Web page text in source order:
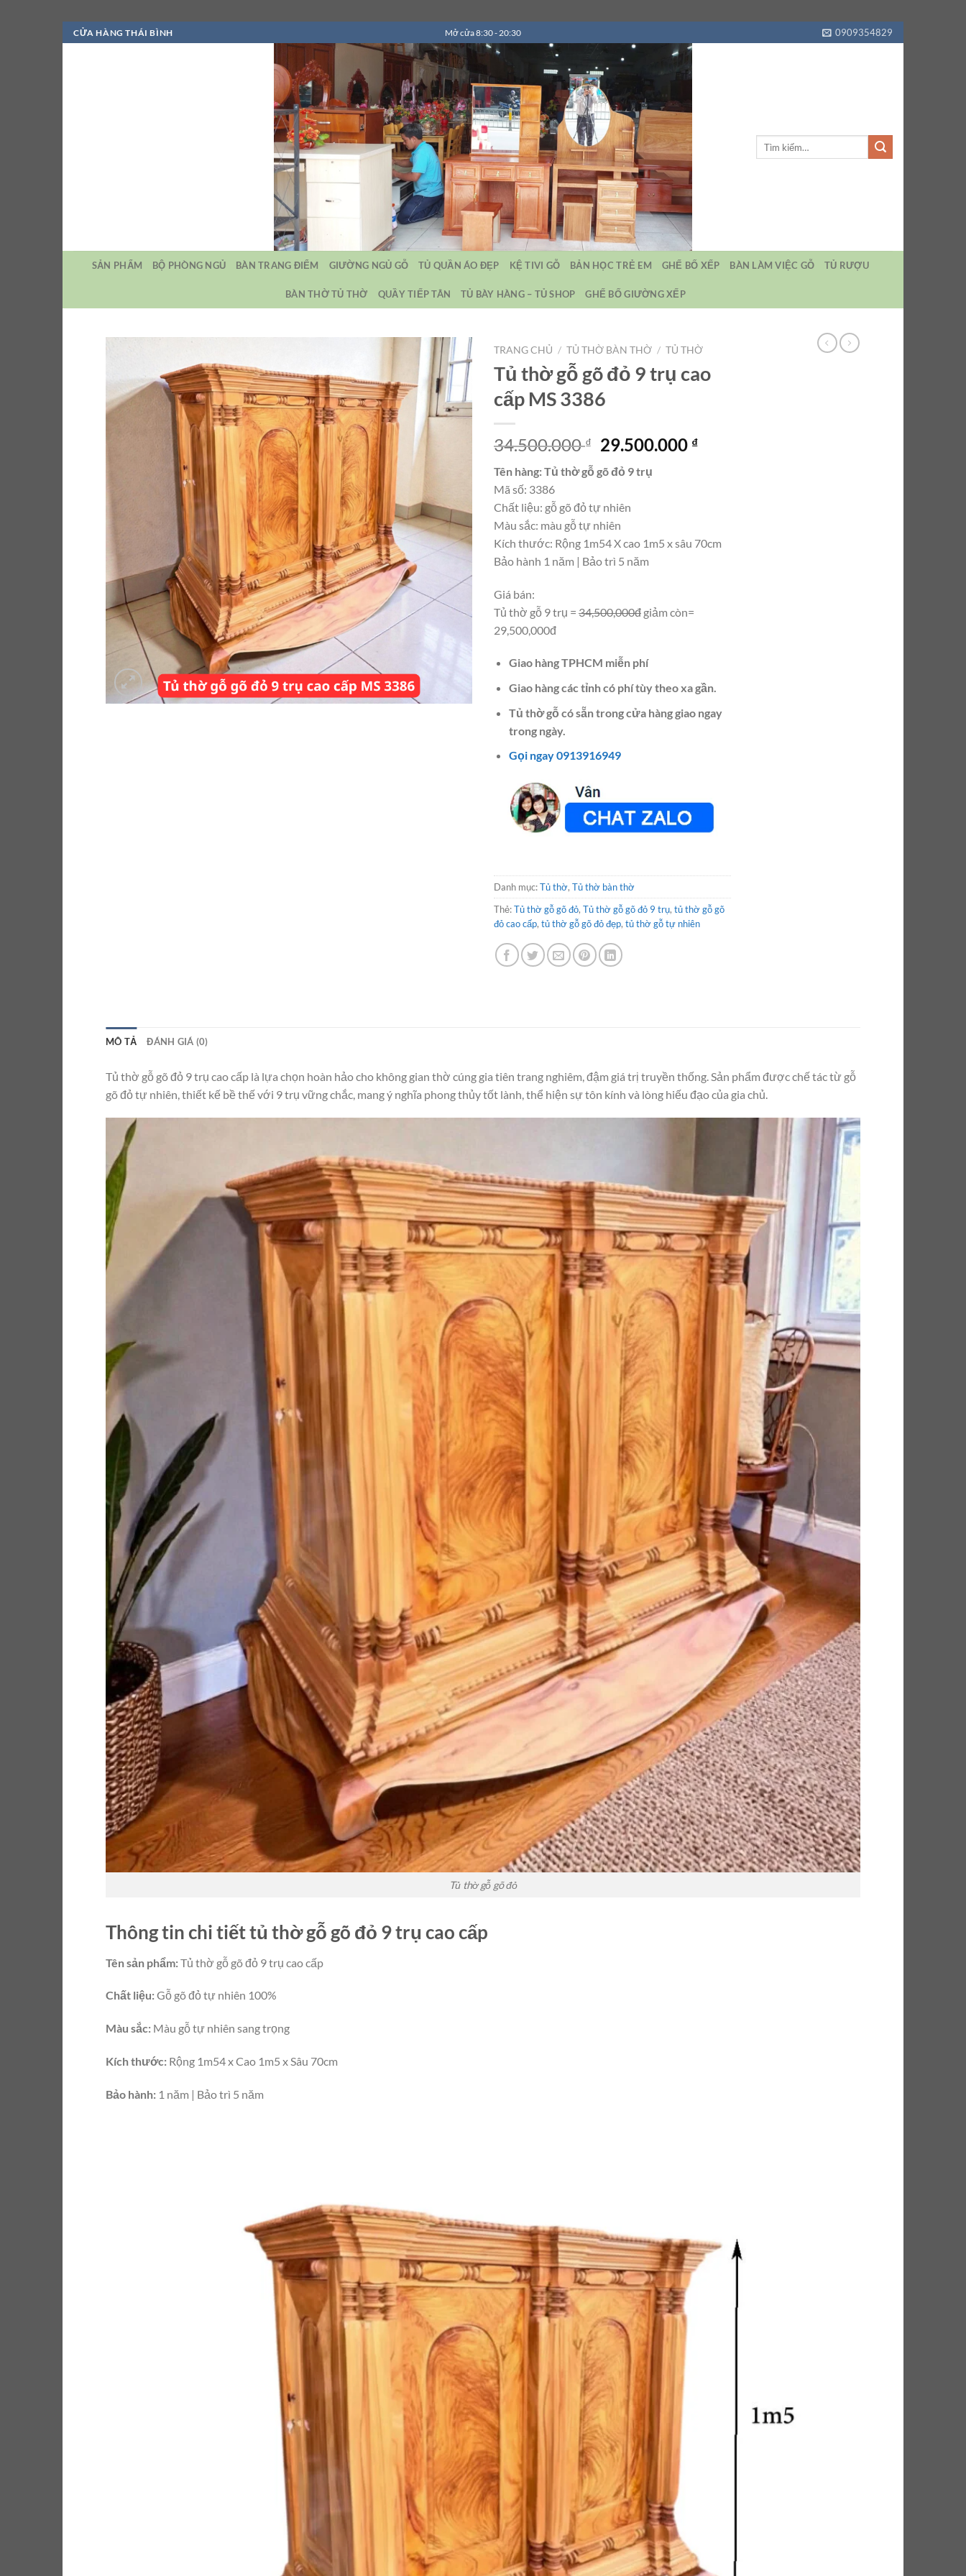
Bỏ
qua
CỬA HÀNG THÁI BÌNH Mở cửa 8:30 - 20:30 0909354829
SẢN PHẨM BỘ PHÒNG NGỦ BÀN TRANG ĐIỂM GIƯỜNG NGỦ GỖ TỦ QUẦN ÁO ĐẸP KỆ TIVI GỖ BẢN HỌC TRẺ EM GHẾ BỐ XẾP BÀN LÀM VIỆC GỖ TỦ RƯỢU
BÀN THỜ TỦ THỜ QUẦY TIẾP TÂN TỦ BÀY HÀNG – TỦ SHOP GHẾ BỐ GIƯỜNG XẾP
TRANG CHỦ / TỦ THỜ BÀN THỜ / TỦ THỜ
Tủ thờ gỗ gõ đỏ 9 trụ cao
cấp MS 3386
34.500.000₫
Giá
là:
29.500.000 ₫Giá
Tên hàng: Tủ thờ gỗ gõ đỏ 9 trụ
Mã số: 3386
Chất liệu: gỗ gõ đỏ tự nhiên
Màu sắc: màu gỗ tự nhiên
Kích thước: Rộng 1m54 X cao 1m5 x sâu 70cm
Bảo hành 1 năm | Bảo trì 5 năm
Giá bán:
Tủ thờ gỗ 9 trụ = 34,500,000đ giảm còn=
29,500,000đ
Giao hàng TPHCM miễn phí
Giao hàng các tỉnh có phí tùy theo xa gần.
Tủ thờ gỗ có sẵn trong cửa hàng giao ngay
trong ngày.
Gọi ngay 0913916949
Danh mục:Tủ thờ, Tủ thờ bàn thờ
Thẻ:Tủ thờ gỗ gõ đỏ, Tủ thờ gỗ gõ đỏ 9 trụ, tủ thờ gỗ gõ
đỏ cao cấp, tủ thờ gỗ gõ đỏ đẹp, tủ thờ gỗ tự nhiên
MÔ TẢ ĐÁNH GIÁ (0)
Tủ thờ gỗ gõ đỏ 9 trụ cao cấp là lựa chọn hoàn hảo cho không gian thờ cúng gia tiên trang nghiêm, đậm giá trị truyền thống. Sản phẩm được chế tác từ gỗ
gõ đỏ tự nhiên, thiết kế bề thế với 9 trụ vững chắc, mang ý nghĩa phong thủy tốt lành, thể hiện sự tôn kính và lòng hiếu đạo của gia chủ.
Tủ thờ gỗ gõ đỏ
Thông tin chi tiết tủ thờ gỗ gõ đỏ 9 trụ cao cấp
Tên sản phẩm:Tủ thờ gỗ gõ đỏ 9 trụ cao cấp
Chất liệu:Gỗ gõ đỏ tự nhiên 100%
Màu sắc: Màu gỗ tự nhiên sang trọng
Kích thước: Rộng 1m54 x Cao 1m5 x Sâu 70cm
Bảo hành: 1 năm | Bảo trì 5 năm